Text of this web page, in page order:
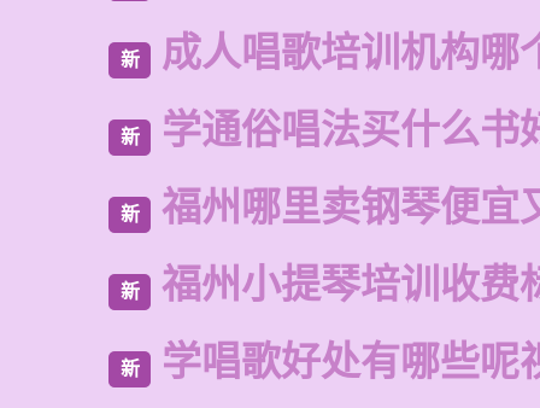
新 成人唱歌培训机构哪
新 学通俗唱法买什么书
新 福州哪里卖钢琴便宜
新 福州小提琴培训收费
新 学唱歌好处有哪些呢